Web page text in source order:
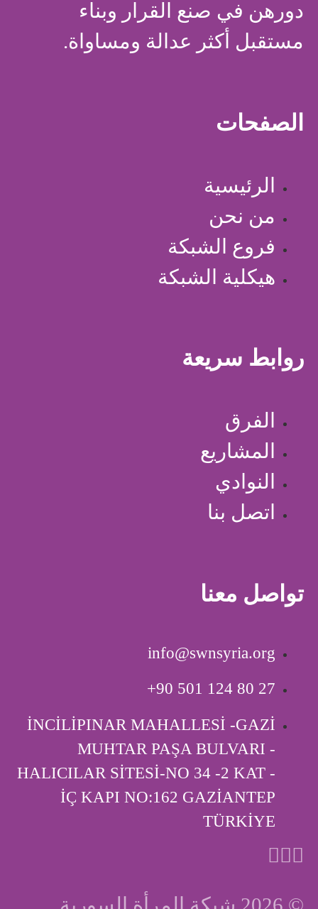
دورهن في صنع القرار وبناء
مستقبل أكثر عدالة ومساواة.
الصفحات
الرئيسية
من نحن
فروع الشبكة
هيكلية الشبكة
روابط سريعة
الفرق
المشاريع
النوادي
اتصل بنا
تواصل معنا
info@swnsyria.org
‎+90 501 124 80 27
İNCİLİPINAR MAHALLESİ -GAZİ
MUHTAR PAŞA BULVARI -
HALICILAR SİTESİ-NO 34 -2 KAT -
İÇ KAPI ‎NO:162 GAZİANTEP
TÜRKİYE